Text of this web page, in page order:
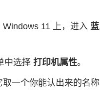
Windows 11 上，进入
中选择 打印机属性。
一个你能认出来的名称